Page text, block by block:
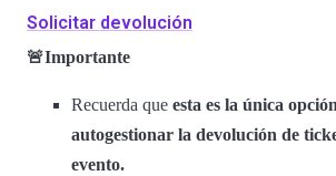
Solicitar devolución
🚨Importante
Recuerda que esta es la única
autogestionar la devolución de
evento.